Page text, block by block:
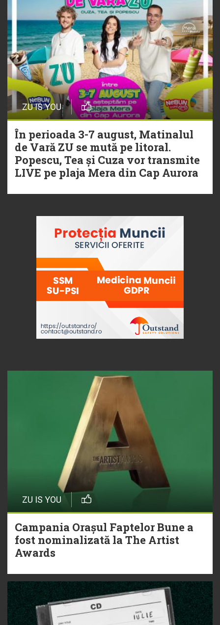
ZU IS YOU
În perioada 3-7 august, Matinalul
de Vară ZU se mută pe litoral.
Popescu, Tea și Cuza vor transmite
LIVE pe plaja Mera din Cap Aurora
ZU IS YOU
Campania Orașul Faptelor Bune a
fost nominalizată la The Artist
Awards